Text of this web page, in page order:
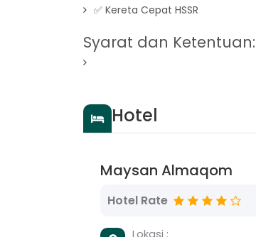
✅ Kereta Cepat HSSR
Syarat dan Ketentuan:
Hotel
Maysan Almaqom
Hotel Rate